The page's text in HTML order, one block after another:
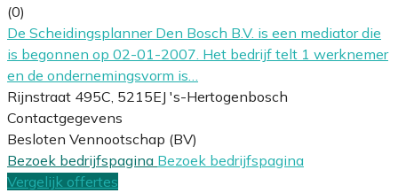
(0)
De Scheidingsplanner Den Bosch B.V. is een mediator die
is begonnen op 02-01-2007. Het bedrijf telt 1 werknemer
en de ondernemingsvorm is…
Rijnstraat 495C, 5215EJ 's-Hertogenbosch
Contactgegevens
Besloten Vennootschap (BV)
Bezoek bedrijfspagina Bezoek bedrijfspagina
Vergelijk offertes